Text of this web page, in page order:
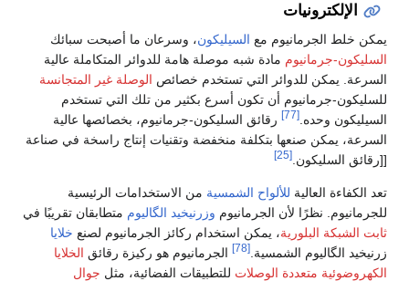
الإلكترونيات
يمكن خلط الجرمانيوم مع السيليكون، وسرعان ما أصبحت سبائك
السليكون-جرمانيوم مادة شبه موصلة هامة للدوائر المتكاملة عالية
السرعة. يمكن للدوائر التي تستخدم خصائص الوصلة غير المتجانسة
للسليكون-جرمانيوم أن تكون أسرع بكثير من تلك التي تستخدم
السيليكون وحده. [77]
رقائق السليكون-جرمانيوم، بخصائصها عالية
السرعة، يمكن صنعها بتكلفة منخفضة وتقنيات إنتاج راسخة في صناعة
[[رقائق السليكون. [25]
تعد الكفاءة العالية للألواح الشمسية من الاستخدامات الرئيسية
للجرمانيوم. نظرًا لأن الجرمانيوم وزرنيخيد الگاليوم متطابقان تقريبًا في
ثابت الشبكة البلورية، يمكن استخدام ركائز الجرمانيوم لصنع خلايا
زرنيخيد الگاليوم الشمسية. [78] الجرمانيوم هو ركيزة رقائق الخلايا
الكهروضوئية متعددة الوصلات للتطبيقات الفضائية، مثل جوال